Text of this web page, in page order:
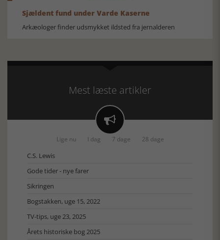
Sjældent fund under Varde Kaserne
Arkæologer finder udsmykket ildsted fra jernalderen
Mest læste artikler

Lige nu I dag 7 dage 28 dage
C.S. Lewis
Gode tider - nye farer
Sikringen
Bogstakken, uge 15, 2022
TV-tips, uge 23, 2025
Årets historiske bog 2025